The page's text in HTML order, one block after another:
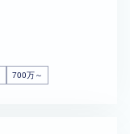
700万～